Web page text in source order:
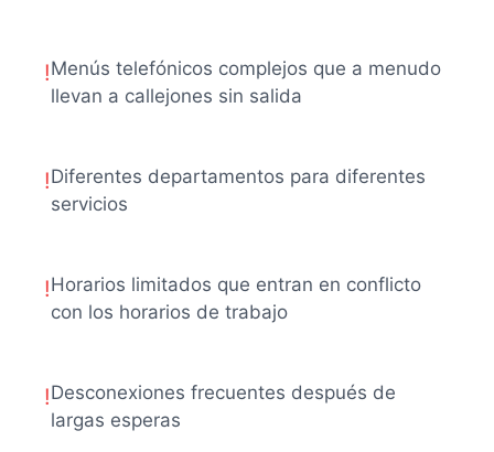
!Menús telefónicos complejos que a menudo
llevan a callejones sin salida
!Diferentes departamentos para diferentes
servicios
!Horarios limitados que entran en conflicto
con los horarios de trabajo
!Desconexiones frecuentes después de
largas esperas